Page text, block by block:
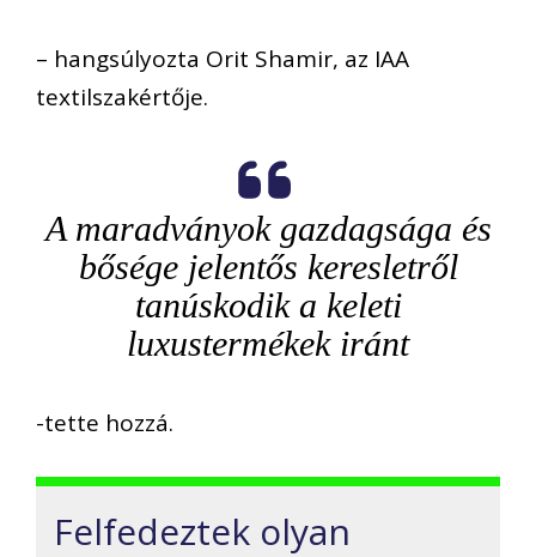
– hangsúlyozta Orit Shamir, az IAA
textilszakértője.
A maradványok gazdagsága és
bősége jelentős keresletről
tanúskodik a keleti
luxustermékek iránt
-tette hozzá.
Felfedeztek olyan